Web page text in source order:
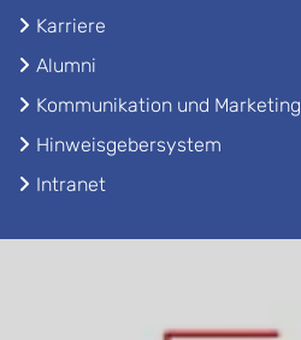
Karriere
Alumni
Kommunikation und Marketing
Hinweisgebersystem
Intranet